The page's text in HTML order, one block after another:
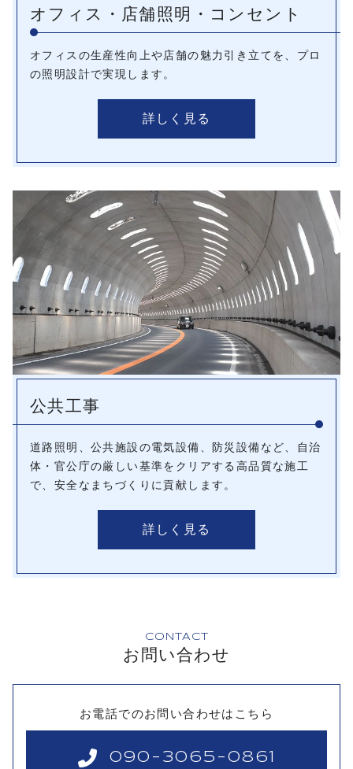
オフィス・店舗照明・コンセント
オフィスの生産性向上や店舗の魅力引き立てを、プロ
の照明設計で実現します。
詳しく見る
公共工事
道路照明、公共施設の電気設備、防災設備など、自治
体・官公庁の厳しい基準をクリアする高品質な施工
で、安全なまちづくりに貢献します。
詳しく見る
CONTACT
お問い合わせ
お電話でのお問い合わせはこちら
090-3065-0861